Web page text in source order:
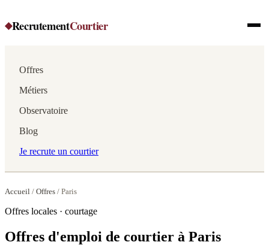
◆RecrutementCourtier
Offres
Métiers
Observatoire
Blog
Je recrute un courtier
Accueil / Offres / Paris
Offres locales · courtage
Offres d'emploi de courtier à Paris